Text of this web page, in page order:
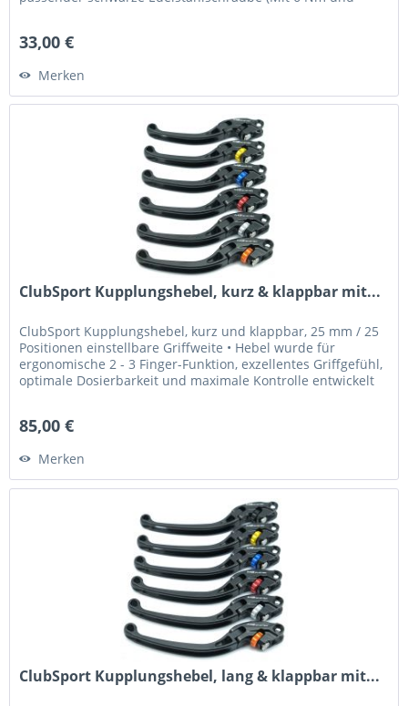
33,00 €
Merken
ClubSport Kupplungshebel, kurz & klappbar mit...
ClubSport Kupplungshebel, kurz und klappbar, 25 mm / 25
Positionen einstellbare Griffweite • Hebel wurde für
ergonomische 2 - 3 Finger-Funktion, exzellentes Griffgefühl,
optimale Dosierbarkeit und maximale Kontrolle entwickelt
85,00 €
Merken
ClubSport Kupplungshebel, lang & klappbar mit...